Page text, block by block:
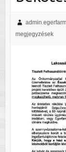
megjegyzések